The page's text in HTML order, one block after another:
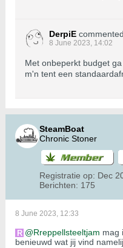
DerpiE commented
8 June 2023, 14:02
Met onbeperkt budget
m'n tent een
SteamBoat
Chronic Stoner
Registratie op: Dec
Berichten: 175
8 June 2023, 12:33
Rreppellsteeltjam mag
benieuwd wat jij vind